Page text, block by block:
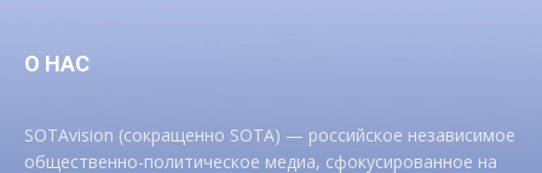
О НАС
SOTAvision (сокращенно SOTA) — российское независимое
общественно-политическое медиа, сфокусированное на